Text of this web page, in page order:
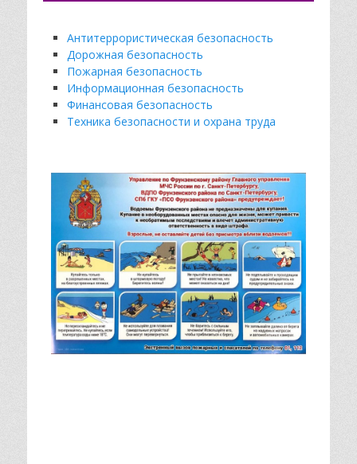
Антитеррористическая безопасность
Дорожная безопасность
Пожарная безопасность
Информационная безопасность
Финансовая безопасность
Техника безопасности и охрана труда